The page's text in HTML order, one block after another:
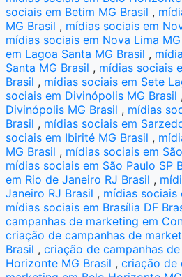
sociais em Betim MG Brasil ,
MG Brasil , mídias sociais em
mídias sociais em Nova Lima
em Lagoa Santa MG Brasil ,
Santa MG Brasil , mídias sociais
Brasil , mídias sociais em Sete
sociais em Divinópolis MG Brasil ,
Divinópolis MG Brasil , mídias
Brasil , mídias sociais em
sociais em Ibirité MG Brasil ,
MG Brasil , mídias sociais em
mídias sociais em São Paulo SP
em Rio de Janeiro RJ Brasil ,
Janeiro RJ Brasil , mídias sociais
mídias sociais em Brasília DF
campanhas de marketing em
criação de campanhas de
Brasil ,criação de campanhas
Horizonte MG Brasil ,criação de